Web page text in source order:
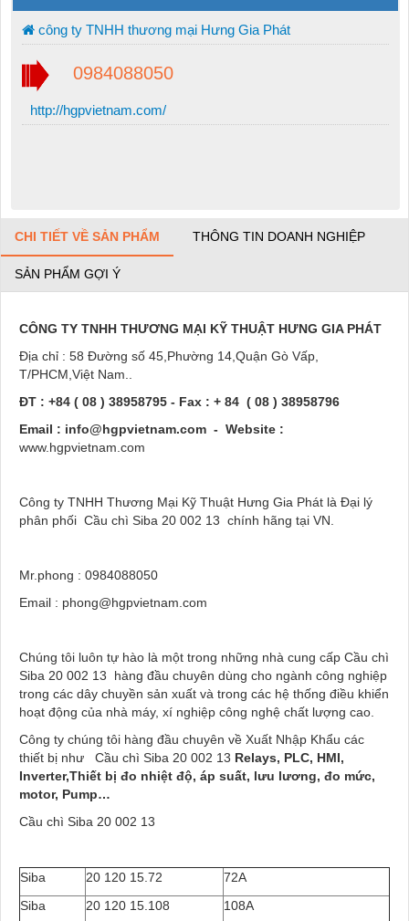
công ty TNHH thương mại Hưng Gia Phát
0984088050
http://hgpvietnam.com/
CHI TIẾT VỀ SẢN PHẨM THÔNG TIN DOANH NGHIỆP
SẢN PHẨM GỢI Ý
CÔNG TY TNHH THƯƠNG MẠI KỸ THUẬT HƯNG GIA PHÁT
Địa chỉ : 58 Đường số 45,Phường 14,Quận Gò Vấp,
T/PHCM,Việt Nam..
ĐT : +84 ( 08 ) 38958795 - Fax : + 84 ( 08 ) 38958796
Email : info@hgpvietnam.com - Website :
www.hgpvietnam.com
Công ty TNHH Thương Mại Kỹ Thuật Hưng Gia Phát là Đại lý
phân phối Cầu chì Siba 20 002 13 chính hãng tại VN.
Mr.phong : 0984088050
Email : phong@hgpvietnam.com
Chúng tôi luôn tự hào là một trong những nhà cung cấp Cầu chì
Siba 20 002 13 hàng đầu chuyên dùng cho ngành công nghiệp
trong các dây chuyền sản xuất và trong các hệ thống điều khiển
hoạt động của nhà máy, xí nghiệp công nghệ chất lượng cao.
Công ty chúng tôi hàng đầu chuyên về Xuất Nhập Khẩu các
thiết bị như Cầu chì Siba 20 002 13 Relays, PLC, HMI,
Inverter,Thiết bị đo nhiệt độ, áp suất, lưu lương, đo mức,
motor, Pump…
Cầu chì Siba 20 002 13
Siba 20 120 15.72
72A
Siba
20 120 15.108 108A